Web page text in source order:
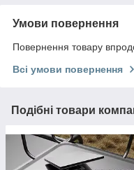
Умови повернення
Повернення товару
Всі умови повернення
Подібні товари